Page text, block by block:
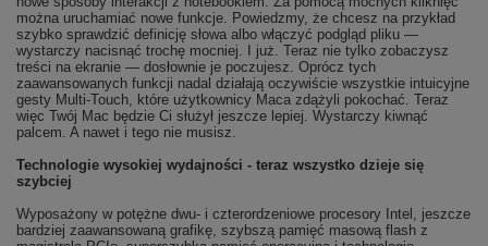
można uruchamiać nowe funkcje. Powiedzmy, że chcesz na przykład
szybko sprawdzić definicję słowa albo włączyć podgląd pliku —
wystarczy nacisnąć trochę mocniej. I już. Teraz nie tylko zobaczysz
treści na ekranie — dosłownie je poczujesz. Oprócz tych
zaawansowanych funkcji nadal działają oczywiście wszystkie intuicyjne
gesty Multi-Touch, które użytkownicy Maca zdążyli pokochać. Teraz
więc Twój Mac będzie Ci służył jeszcze lepiej. Wystarczy kiwnąć
palcem. A nawet i tego nie musisz.
Technologie wysokiej wydajności - teraz wszystko dzieje się
szybciej
Wyposażony w potężne dwu- i czterordzeniowe procesory Intel, jeszcze
bardziej zaawansowaną grafikę, szybszą pamięć masową flash z